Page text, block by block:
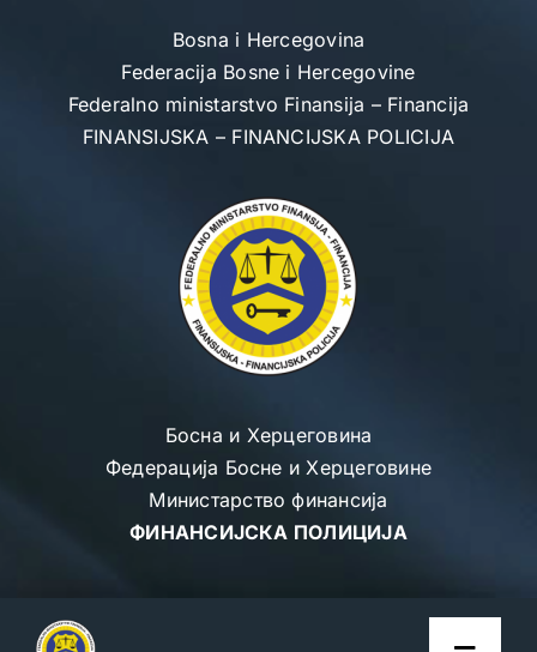
Bosna i Hercegovina
Federacija Bosne i Hercegovine
Federalno ministarstvo Finansija – Financija
FINANSIJSKA – FINANCIJSKA POLICIJA
Босна и Херцеговина
Федерација Босне и Херцеговине
Министарство финансија
ФИНАНСИЈСКА ПОЛИЦИЈА